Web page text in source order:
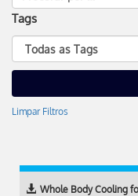
Tags
Limpar Filtros
Whole Body Cooling